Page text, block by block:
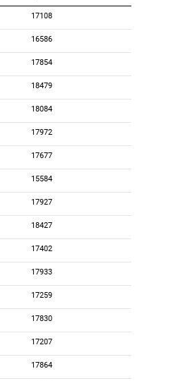
17108
16586
17854
18479
18084
17972
17677
15584
17927
18427
17402
17933
17259
17830
17207
17864